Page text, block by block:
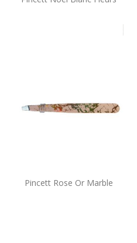
Pincett Rose Or Marble